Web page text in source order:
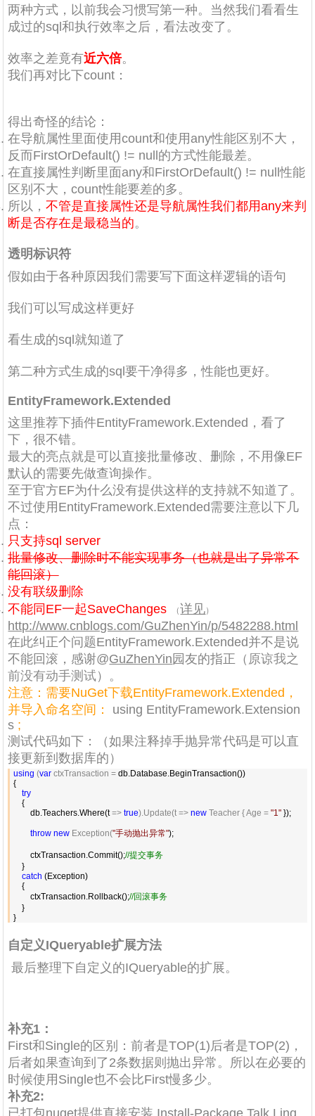
两种方式，以前我会习惯写第一种。当然我们看看生
成过的sql和执行效率之后，看法改变了。
效率之差竟有近六倍。
我们再对比下count：
得出奇怪的结论：
在导航属性里面使用count和使用any性能区别不大，
反而FirstOrDefault() != null的方式性能最差。
在直接属性判断里面any和FirstOrDefault() != null性能
区别不大，count性能要差的多。
所以，不管是直接属性还是导航属性我们都用any来判
断是否存在是最稳当的。
透明标识符
假如由于各种原因我们需要写下面这样逻辑的语句
我们可以写成这样更好
看生成的sql就知道了
第二种方式生成的sql要干净得多，性能也更好。
EntityFramework.Extended
这里推荐下插件EntityFramework.Extended，看了
下，很不错。
最大的亮点就是可以直接批量修改、删除，不用像EF
默认的需要先做查询操作。
至于官方EF为什么没有提供这样的支持就不知道了。
不过使用EntityFramework.Extended需要注意以下几
点：
只支持sql server
批量修改、删除时不能实现事务（也就是出了异常不
能回滚）
没有联级删除
不能同EF一起SaveChanges （详见）
http://www.cnblogs.com/GuZhenYin/p/5482288.html
在此纠正个问题EntityFramework.Extended并不是说
不能回滚，感谢@GuZhenYin 园友的指正（ 原谅我之
前没有动手测试）。
注意：需要NuGet下载EntityFramework.Extended，
并导入命名空间： using EntityFramework.Extension
s ;
测试代码如下：（如果注释掉手抛异常代码是可以直
接更新到数据库的）
using (var ctxTransaction = db.Database.BeginTransaction())
{
try
    {
        db.Teachers.Where(t
=> true).Update(t => new Teacher { Age = "1" });
throw new Exception("手动抛出异常");
        ctxTransaction.Commit();
//提交事务
    }
catch (Exception)
    {
        ctxTransaction.Rollback();
//回滚事务
    }
}
自定义IQueryable扩展方法
最后整理下自定义的IQueryable的扩展。
补充1：
First和Single的区别：前者是TOP(1)后者是TOP(2)，
后者如果查询到了2条数据则抛出异常。所以在必要的
时候使用Single也不会比First慢多少。
补充2:
已打包nuget提供直接安装 Install-Package Talk.Linq.